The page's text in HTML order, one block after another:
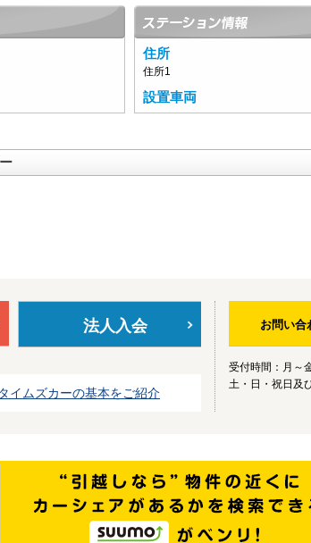
住所
住所1
設置車両
法人入会
イムズカーの基本をご紹介
お問い合
受付時間：月～
土・日・祝日及